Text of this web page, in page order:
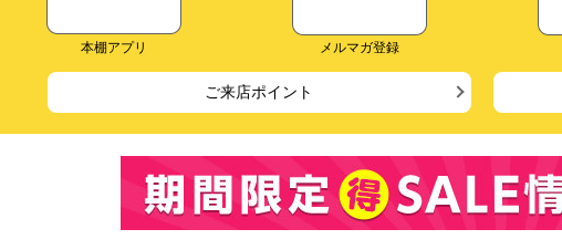
本棚アプリ メルマガ登録
ご来店ポイント